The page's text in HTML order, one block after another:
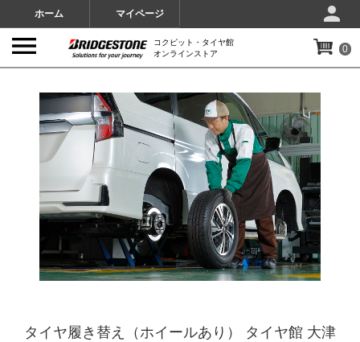
ホーム マイページ
コクピット・タイヤ館
オンラインストア
0
タイヤ履き替え（ホイールあり） タイヤ館 大津